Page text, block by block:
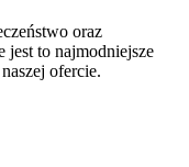
oraz
jest to najmodniejsze
ofercie.